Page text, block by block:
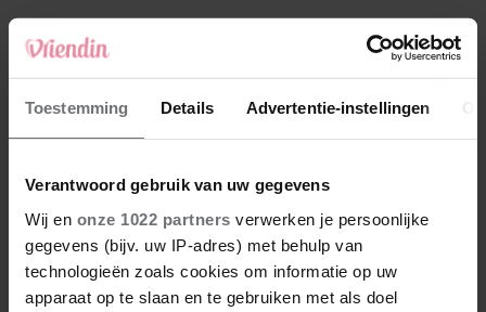
Toestemming Details Advertentie-instellingen
Verantwoord gebruik van uw gegevens
Wij en onze 1022 partners verwerken je persoonlijke
gegevens (bijv. uw IP-adres) met behulp van
technologieën zoals cookies om informatie op uw
apparaat op te slaan en te gebruiken met als doel
4 Hij sprak eng kalm’
5 Makelaar Mandy: ‘Judith typt… En deze keer
durf ik bijna niet te lezen wat er komt’
Nieuw